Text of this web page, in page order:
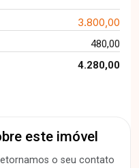
3.800,00
480,00
4.280,00
este imóvel
o seu contato